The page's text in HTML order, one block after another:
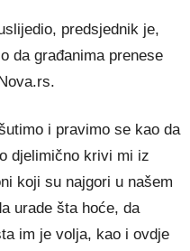
predsjednik je,
da građanima prenese
i pravimo se kao da
djelimično krivi mi iz
koji su najgori u našem
urade šta hoće, da
im je volja, kao i ovdje